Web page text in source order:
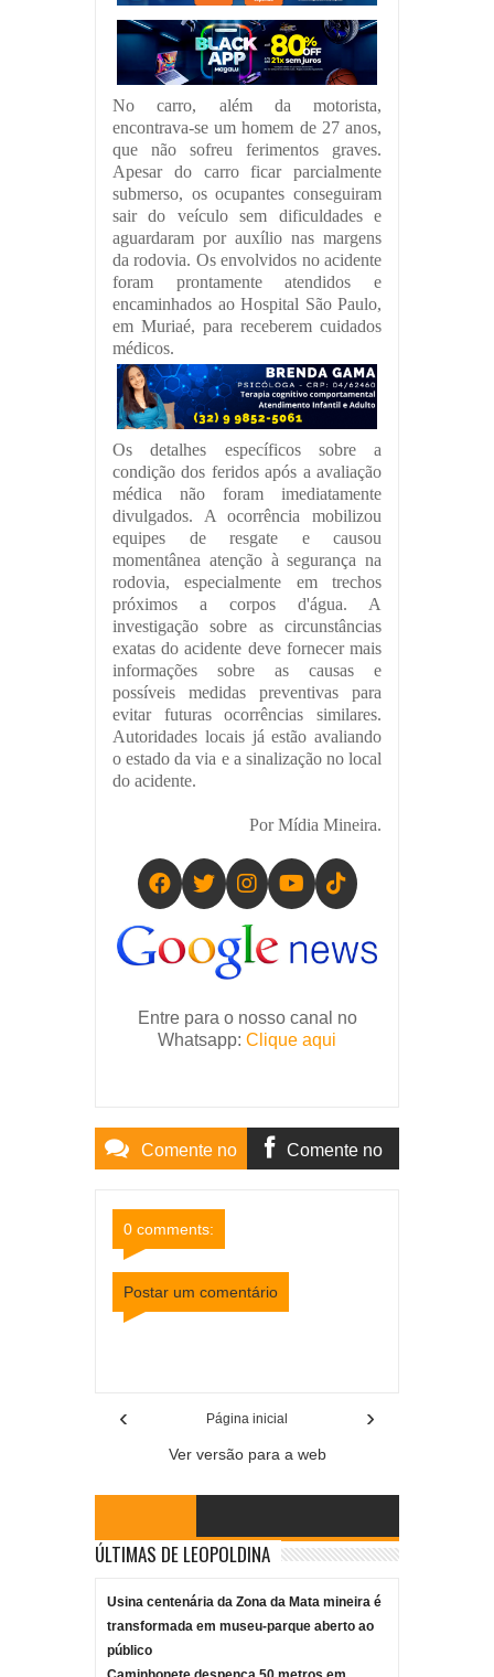
No carro, além da motorista,
encontrava-se um homem de 27 anos,
que não sofreu ferimentos graves.
Apesar do carro ficar parcialmente
submerso, os ocupantes conseguiram
sair do veículo sem dificuldades e
aguardaram por auxílio nas margens
da rodovia. Os envolvidos no acidente
foram prontamente atendidos e
encaminhados ao Hospital São Paulo,
em Muriaé, para receberem cuidados
médicos.
Os detalhes específicos sobre a
condição dos feridos após a avaliação
médica não foram imediatamente
divulgados. A ocorrência mobilizou
equipes de resgate e causou
momentânea atenção à segurança na
rodovia, especialmente em trechos
próximos a corpos d'água. A
investigação sobre as circunstâncias
exatas do acidente deve fornecer mais
informações sobre as causas e
possíveis medidas preventivas para
evitar futuras ocorrências similares.
Autoridades locais já estão avaliando
o estado da via e a sinalização no local
do acidente.
Por Mídia Mineira.
Entre para o nosso canal no
Whatsapp: Clique aqui
Comente no Comente no
0 comments:
Postar um comentário
‹ ›
Página inicial
Ver versão para a web
ÚLTIMAS DE LEOPOLDINA
Usina centenária da Zona da Mata mineira é
transformada em museu-parque aberto ao
público